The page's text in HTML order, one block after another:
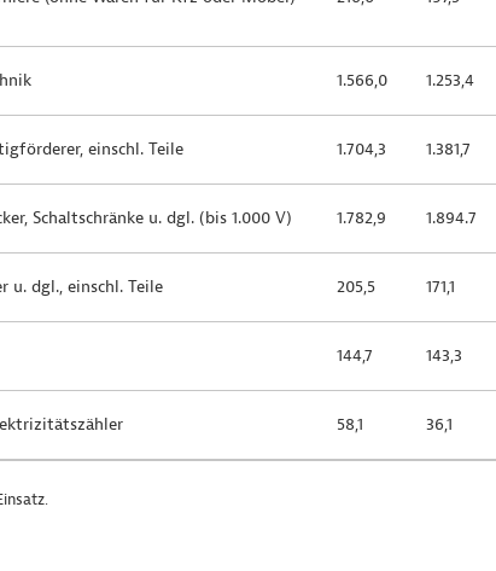
1.566,0 1.253,4
einschl. Teile 1.704,3 1.381,7
Schaltschränke u. dgl. (bis 1.000 V) 1.782,9 1.894.7
u. dgl., einschl. Teile 205,5 171,1
144,7 143,3
58,1 36,1